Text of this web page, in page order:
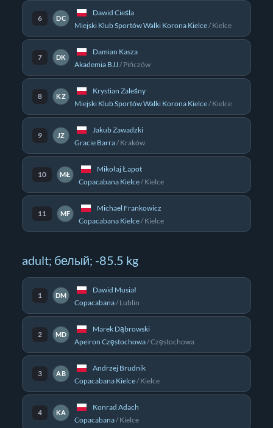
6 DC
Dawid Cieśla
Miejski Klub Sportów Walki Korona Kielce/Kielce
7 DK
Damian Kasza
Akademia BJJ/Pińczów
8 KZ
Krystian Zaleśny
Miejski Klub Sportów Walki Korona Kielce/Kielce
9 JZ
Jakub Zawadzki
Gracie Barra/Kraków
10 MŁ
Mikołaj Łapot
Copacabana Kielce/Kielce
11 MF
Michael Frankowicz
Copacabana Kielce/Kielce
adult; белый; -85.5 kg
1 DM
Dawid Musiał
Copacabana/Lublin
2 MD
Marek Dąbrowski
Apeiron Częstochowa/Częstochowa
3 AB
Andrzej Brudnik
Copacabana Kielce/Kielce
4 KA
Konrad Adach
Copacabana/Kielce